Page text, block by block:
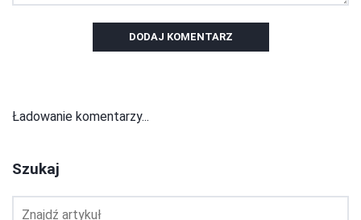
DODAJ KOMENTARZ
Ładowanie komentarzy...
Szukaj